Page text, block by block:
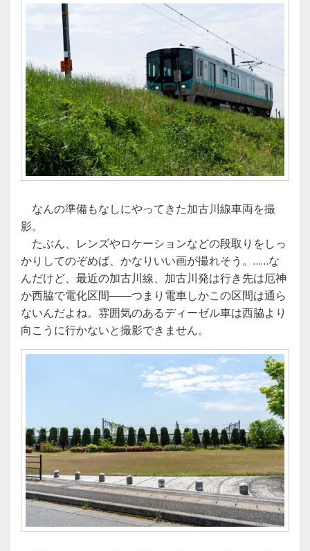
なんの準備もなしにやってきた加古川線車両を撮
影。
たぶん、レンズやロケーションなどの段取りをしっ
かりしてのぞめば、かなりいい画が撮れそう。……な
んだけど、最近の加古川線、加古川発は行き先は厄神
か西脇で電化区間――つまり電車しかこの区間は通ら
ないんだよね。雰囲気のあるディーゼル車は西脇より
向こうに行かないと撮影できません。